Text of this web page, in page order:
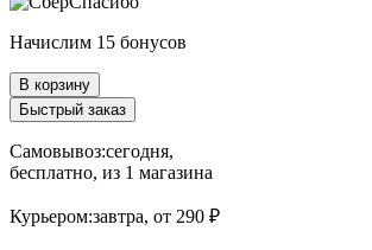
Начислим 15 бонусов
В корзину
Быстрый заказ
Самовывоз:сегодня,
бесплатно, из 1 магазина
Курьером:завтра, от 290 ₽